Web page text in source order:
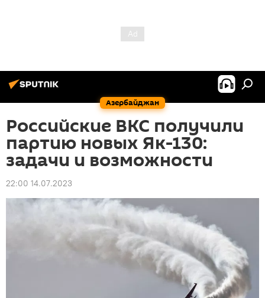
Азербайджан
Российские ВКС получили
партию новых Як-130:
задачи и возможности
22:00 14.07.2023